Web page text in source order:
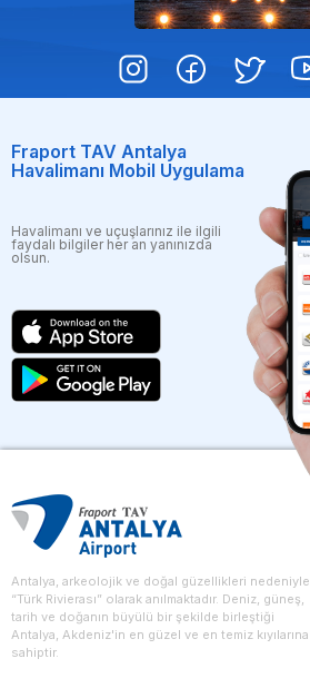
Fraport TAV Antalya
Havalimanı Mobil Uygulama
Havalimanı ve uçuşlarınız ile ilgili
faydalı bilgiler her an yanınızda
olsun.
Antalya, arkeolojik ve doğal güzellikleri nedeniyle
“Türk Rivierası” olarak anılmaktadır. Deniz, güneş,
tarih ve doğanın büyülü bir şekilde birleştiği
Antalya, Akdeniz'in en güzel ve en temiz kıyılarına
sahiptir.